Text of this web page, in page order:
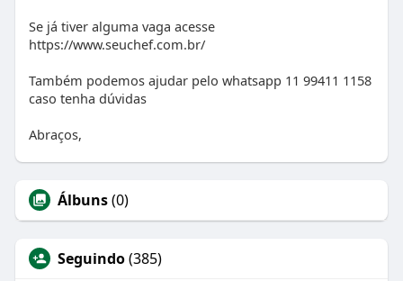
Se já tiver alguma vaga acesse
https://www.seuchef.com.br/
Também podemos ajudar pelo whatsapp 11 99411 1158
caso tenha dúvidas
Abraços,
Álbuns(0)
Seguindo(385)